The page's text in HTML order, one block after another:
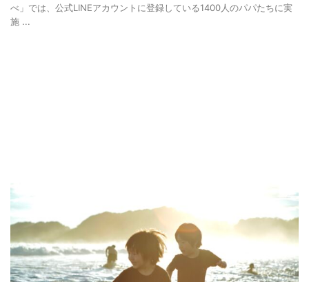
べ」では、公式LINEアカウントに登録している1400人のパパたちに実
施 ...